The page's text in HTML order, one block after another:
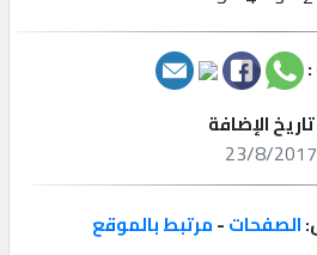
تاريخ الإضافة
23/8/2017
الصفحات-مرتبط بالموقع